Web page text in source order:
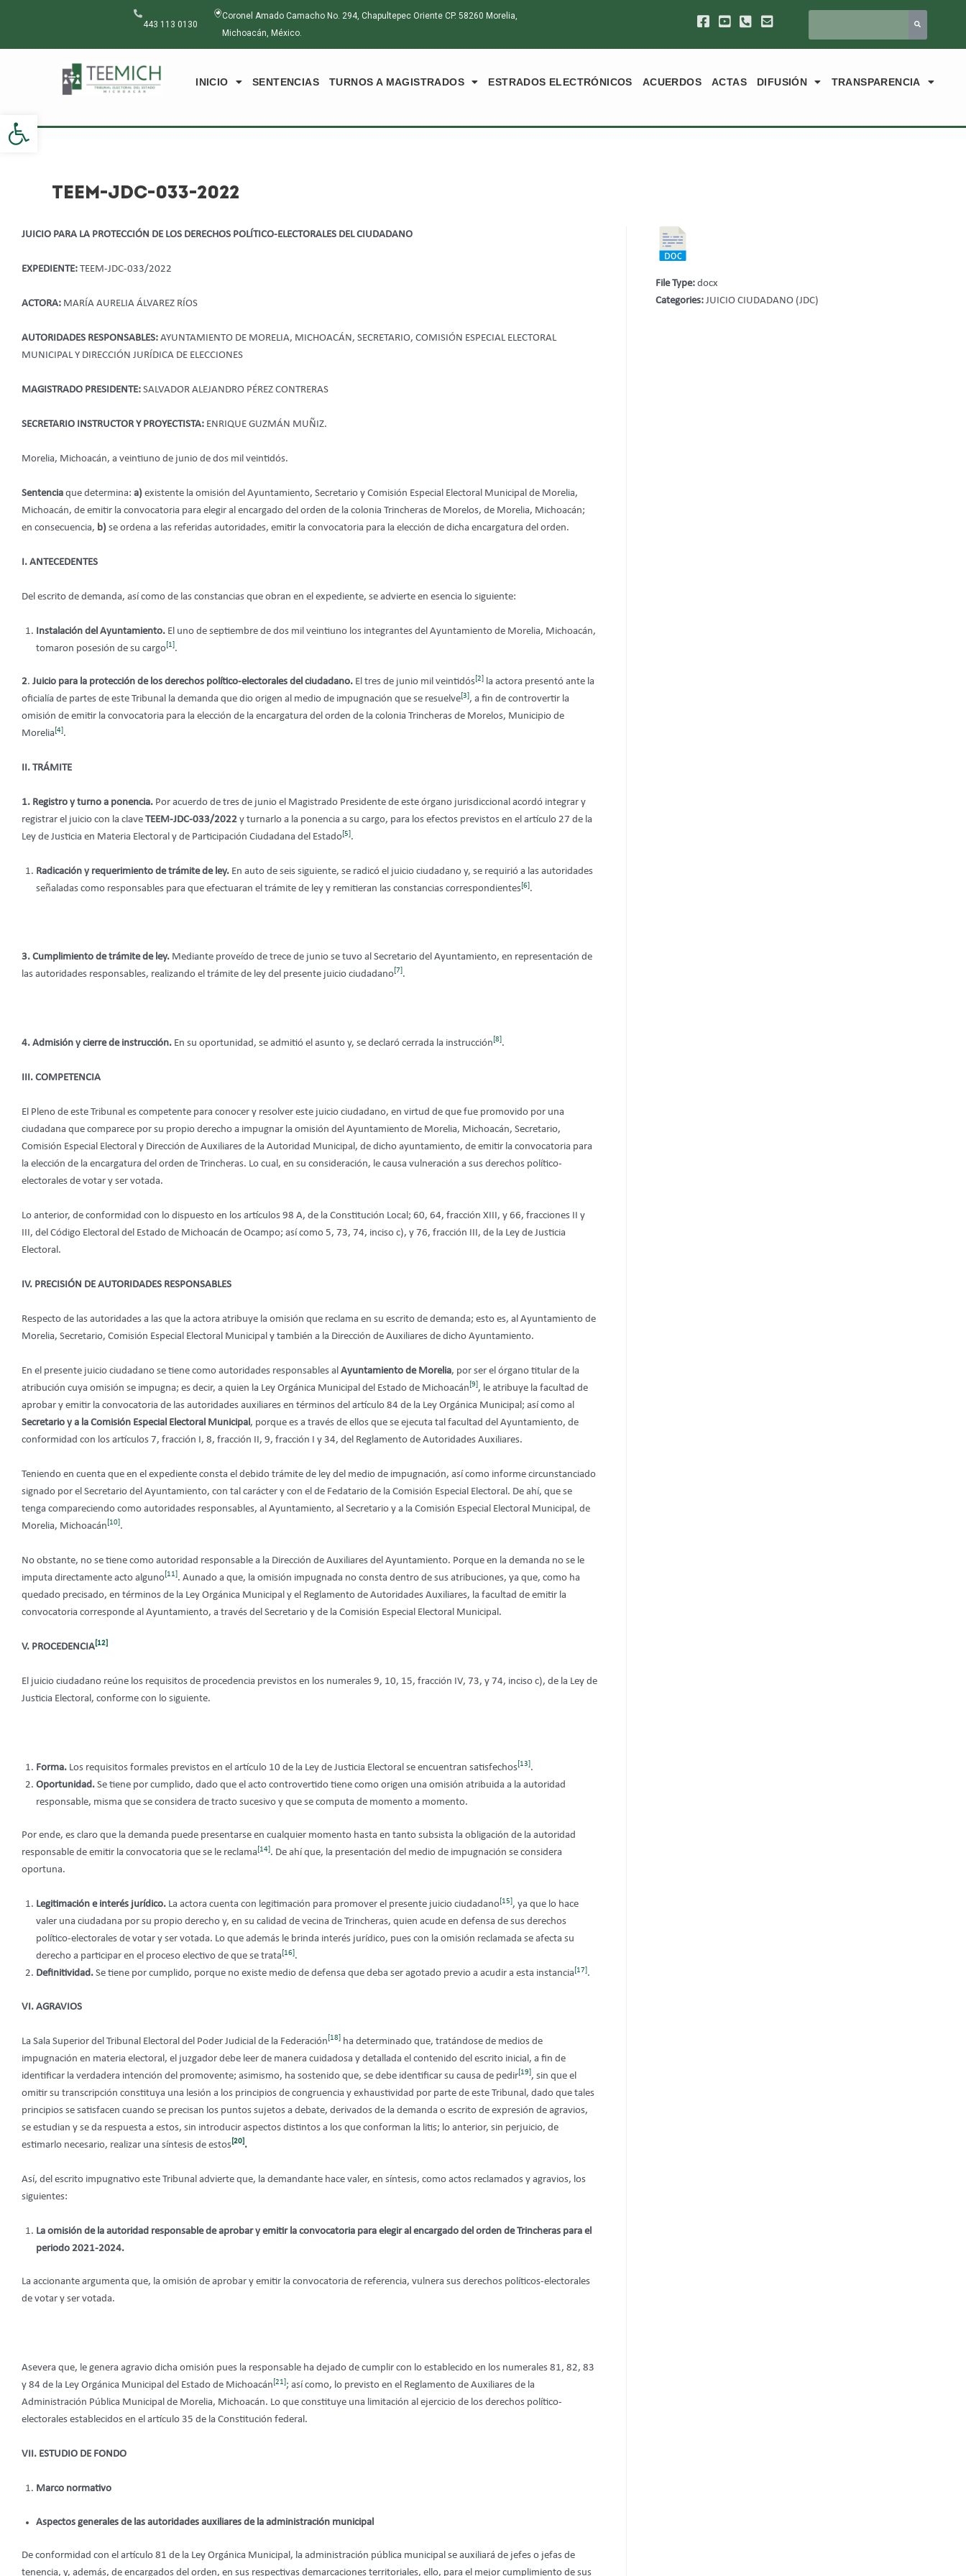
Abrir barra de herramientas
443 113 0130
Coronel Amado Camacho No. 294, Chapultepec Oriente CP. 58260 Morelia,
Michoacán, México.
INICIO SENTENCIAS TURNOS A MAGISTRADOS ESTRADOS ELECTRÓNICOS ACUERDOS ACTAS DIFUSIÓN TRANSPARENCIA
TEEM-JDC-033-2022
JUICIO PARA LA PROTECCIÓN DE LOS DERECHOS POLÍTICO-ELECTORALES DEL CIUDADANO
EXPEDIENTE: TEEM-JDC-033/2022
ACTORA: MARÍA AURELIA ÁLVAREZ RÍOS
AUTORIDADES RESPONSABLES: AYUNTAMIENTO DE MORELIA, MICHOACÁN, SECRETARIO, COMISIÓN ESPECIAL ELECTORAL
MUNICIPAL Y DIRECCIÓN JURÍDICA DE ELECCIONES
MAGISTRADO PRESIDENTE: SALVADOR ALEJANDRO PÉREZ CONTRERAS
SECRETARIO INSTRUCTOR Y PROYECTISTA: ENRIQUE GUZMÁN MUÑIZ.
Morelia, Michoacán, a veintiuno de junio de dos mil veintidós.
Sentencia que determina: a) existente la omisión del Ayuntamiento, Secretario y Comisión Especial Electoral Municipal de Morelia,
Michoacán, de emitir la convocatoria para elegir al encargado del orden de la colonia Trincheras de Morelos, de Morelia, Michoacán;
en consecuencia, b) se ordena a las referidas autoridades, emitir la convocatoria para la elección de dicha encargatura del orden.
I. ANTECEDENTES
Del escrito de demanda, así como de las constancias que obran en el expediente, se advierte en esencia lo siguiente:
Instalación del Ayuntamiento. El uno de septiembre de dos mil veintiuno los integrantes del Ayuntamiento de Morelia, Michoacán,
tomaron posesión de su cargo [1] .
2. Juicio para la protección de los derechos político-electorales del ciudadano. El tres de junio mil veintidós [2]
la actora presentó ante la
oficialía de partes de este Tribunal la demanda que dio origen al medio de impugnación que se resuelve [3] , a fin de controvertir la
omisión de emitir la convocatoria para la elección de la encargatura del orden de la colonia Trincheras de Morelos, Municipio de
Morelia [4] .
II. TRÁMITE
1. Registro y turno a ponencia. Por acuerdo de tres de junio el Magistrado Presidente de este órgano jurisdiccional acordó integrar y
registrar el juicio con la clave TEEM-JDC-033/2022 y turnarlo a la ponencia a su cargo, para los efectos previstos en el artículo 27 de la
Ley de Justicia en Materia Electoral y de Participación Ciudadana del Estado [5] .
Radicación y requerimiento de trámite de ley. En auto de seis siguiente, se radicó el juicio ciudadano y, se requirió a las autoridades
señaladas como responsables para que efectuaran el trámite de ley y remitieran las constancias correspondientes [6] .
3. Cumplimiento de trámite de ley. Mediante proveído de trece de junio se tuvo al Secretario del Ayuntamiento, en representación de
las autoridades responsables, realizando el trámite de ley del presente juicio ciudadano [7] .
4. Admisión y cierre de instrucción. En su oportunidad, se admitió el asunto y, se declaró cerrada la instrucción [8] .
III. COMPETENCIA
El Pleno de este Tribunal es competente para conocer y resolver este juicio ciudadano, en virtud de que fue promovido por una
ciudadana que comparece por su propio derecho a impugnar la omisión del Ayuntamiento de Morelia, Michoacán, Secretario,
Comisión Especial Electoral y Dirección de Auxiliares de la Autoridad Municipal, de dicho ayuntamiento, de emitir la convocatoria para
la elección de la encargatura del orden de Trincheras. Lo cual, en su consideración, le causa vulneración a sus derechos político-
electorales de votar y ser votada.
Lo anterior, de conformidad con lo dispuesto en los artículos 98 A, de la Constitución Local; 60, 64, fracción XIII, y 66, fracciones II y
III, del Código Electoral del Estado de Michoacán de Ocampo; así como 5, 73, 74, inciso c), y 76, fracción III, de la Ley de Justicia
Electoral.
IV. PRECISIÓN DE AUTORIDADES RESPONSABLES
Respecto de las autoridades a las que la actora atribuye la omisión que reclama en su escrito de demanda; esto es, al Ayuntamiento de
Morelia, Secretario, Comisión Especial Electoral Municipal y también a la Dirección de Auxiliares de dicho Ayuntamiento.
En el presente juicio ciudadano se tiene como autoridades responsables al Ayuntamiento de Morelia, por ser el órgano titular de la
atribución cuya omisión se impugna; es decir, a quien la Ley Orgánica Municipal del Estado de Michoacán [9] , le atribuye la facultad de
aprobar y emitir la convocatoria de las autoridades auxiliares en términos del artículo 84 de la Ley Orgánica Municipal; así como al
Secretario y a la Comisión Especial Electoral Municipal , porque es a través de ellos que se ejecuta tal facultad del Ayuntamiento, de
conformidad con los artículos 7, fracción I, 8, fracción II, 9, fracción I y 34, del Reglamento de Autoridades Auxiliares.
Teniendo en cuenta que en el expediente consta el debido trámite de ley del medio de impugnación, así como informe circunstanciado
signado por el Secretario del Ayuntamiento, con tal carácter y con el de Fedatario de la Comisión Especial Electoral. De ahí, que se
tenga compareciendo como autoridades responsables, al Ayuntamiento, al Secretario y a la Comisión Especial Electoral Municipal, de
Morelia, Michoacán [10] .
No obstante, no se tiene como autoridad responsable a la Dirección de Auxiliares del Ayuntamiento. Porque en la demanda no se le
imputa directamente acto alguno [11] . Aunado a que, la omisión impugnada no consta dentro de sus atribuciones, ya que, como ha
quedado precisado, en términos de la Ley Orgánica Municipal y el Reglamento de Autoridades Auxiliares, la facultad de emitir la
convocatoria corresponde al Ayuntamiento, a través del Secretario y de la Comisión Especial Electoral Municipal.
V. PROCEDENCIA[12]
El juicio ciudadano reúne los requisitos de procedencia previstos en los numerales 9, 10, 15, fracción IV, 73, y 74, inciso c), de la Ley de
Justicia Electoral, conforme con lo siguiente.
Forma. Los requisitos formales previstos en el artículo 10 de la Ley de Justicia Electoral se encuentran satisfechos [13] .
Oportunidad. Se tiene por cumplido, dado que el acto controvertido tiene como origen una omisión atribuida a la autoridad
responsable, misma que se considera de tracto sucesivo y que se computa de momento a momento.
Por ende, es claro que la demanda puede presentarse en cualquier momento hasta en tanto subsista la obligación de la autoridad
responsable de emitir la convocatoria que se le reclama [14] . De ahí que, la presentación del medio de impugnación se considera
oportuna.
Legitimación e interés jurídico. La actora cuenta con legitimación para promover el presente juicio ciudadano [15] , ya que lo hace
valer una ciudadana por su propio derecho y, en su calidad de vecina de Trincheras, quien acude en defensa de sus derechos
político-electorales de votar y ser votada. Lo que además le brinda interés jurídico, pues con la omisión reclamada se afecta su
derecho a participar en el proceso electivo de que se trata [16] .
Definitividad. Se tiene por cumplido, porque no existe medio de defensa que deba ser agotado previo a acudir a esta instancia [17] .
VI. AGRAVIOS
La Sala Superior del Tribunal Electoral del Poder Judicial de la Federación [18]
ha determinado que, tratándose de medios de
impugnación en materia electoral, el juzgador debe leer de manera cuidadosa y detallada el contenido del escrito inicial, a fin de
identificar la verdadera intención del promovente; asimismo, ha sostenido que, se debe identificar su causa de pedir [19] , sin que el
omitir su transcripción constituya una lesión a los principios de congruencia y exhaustividad por parte de este Tribunal, dado que tales
principios se satisfacen cuando se precisan los puntos sujetos a debate, derivados de la demanda o escrito de expresión de agravios,
se estudian y se da respuesta a estos, sin introducir aspectos distintos a los que conforman la litis; lo anterior, sin perjuicio, de
estimarlo necesario, realizar una síntesis de estos[20].
Así, del escrito impugnativo este Tribunal advierte que, la demandante hace valer, en síntesis, como actos reclamados y agravios, los
siguientes:
La omisión de la autoridad responsable de aprobar y emitir la convocatoria para elegir al encargado del orden de Trincheras para el
periodo 2021-2024.
La accionante argumenta que, la omisión de aprobar y emitir la convocatoria de referencia, vulnera sus derechos políticos-electorales
de votar y ser votada.
Asevera que, le genera agravio dicha omisión pues la responsable ha dejado de cumplir con lo establecido en los numerales 81, 82, 83
y 84 de la Ley Orgánica Municipal del Estado de Michoacán [21] ; así como, lo previsto en el Reglamento de Auxiliares de la
Administración Pública Municipal de Morelia, Michoacán. Lo que constituye una limitación al ejercicio de los derechos político-
electorales establecidos en el artículo 35 de la Constitución federal.
VII. ESTUDIO DE FONDO
Marco normativo
Aspectos generales de las autoridades auxiliares de la administración municipal
De conformidad con el artículo 81 de la Ley Orgánica Municipal, la administración pública municipal se auxiliará de jefes o jefas de
tenencia, y, además, de encargados del orden, en sus respectivas demarcaciones territoriales, ello, para el mejor cumplimiento de sus
File Type:docx
Categories:JUICIO CIUDADANO (JDC)